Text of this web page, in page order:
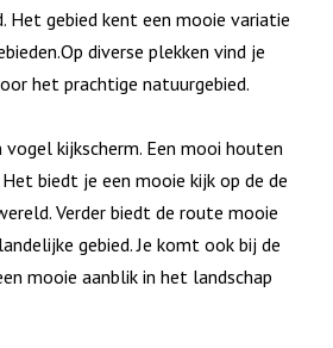
Het gebied kent een mooie variatie
diverse plekken vind je
het prachtige natuurgebied.
kijkscherm. Een mooi houten
biedt je een mooie kijk op de de
Verder biedt de route mooie
gebied. Je komt ook bij de
mooie aanblik in het landschap